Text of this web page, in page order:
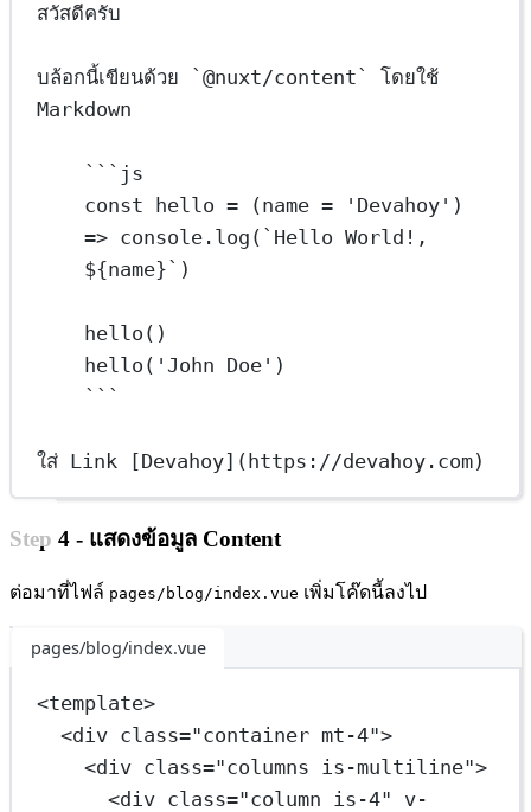
สวัสดีครับ
บล้อกนี้เขียนด้วย `@nuxt/content`
โดยใช้
Markdown
```js
const hello = (name = 'Devahoy')
=> console.log( `Hello World!,
${name}` )
hello()
hello('John Doe')
```
ใส่ Link [Devahoy]( https://devahoy.com)
Step 4 - แสดงข้อมูล Content
ต่อมาที่ไฟล์ pages/blog/index.vue เพิ่มโค๊ดนี้ลงไป
pages/blog/index.vue
<template>
<div class="container mt-4">
<div class="columns is-multiline">
<div class="column is-4"
v-